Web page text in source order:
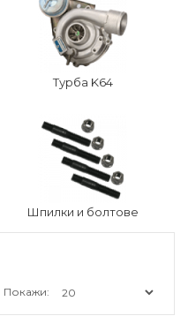
Турба K64
Шпилки и болтове
Покажи: